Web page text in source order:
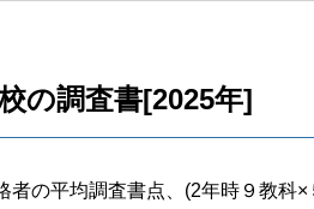
の調査書[2025年]
者の平均調査書点、(2年時９教科